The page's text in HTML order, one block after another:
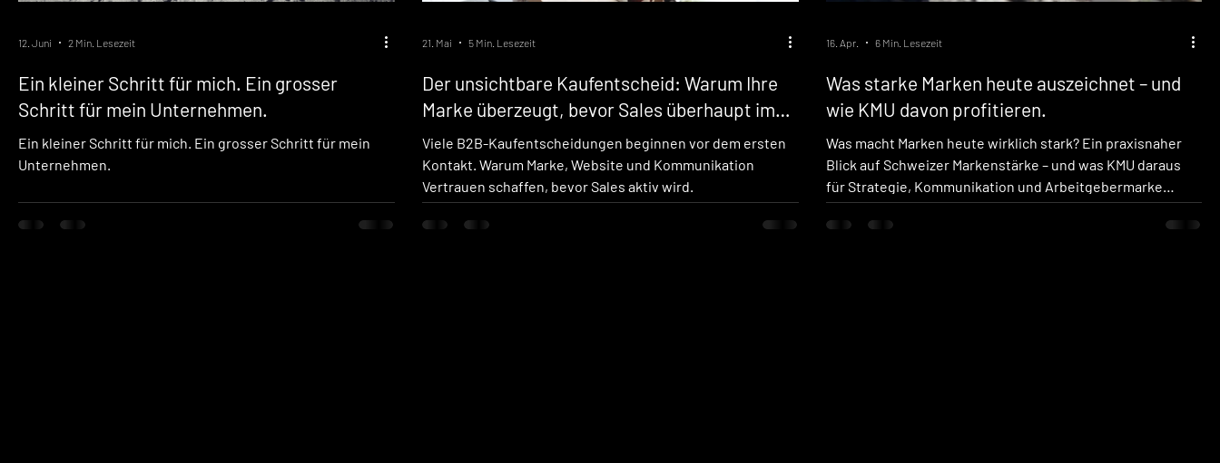
Ein kleiner Schritt für mich. Ein grosser
Schritt für mein Unternehmen.
Ein kleiner Schritt für mich. Ein grosser Schritt für mein
Unternehmen.
12. Juni 2 Min. Lesezeit
Der unsichtbare Kaufentscheid: Warum Ihre
Marke überzeugt, bevor Sales überhaupt im
Gespräch ist
Viele B2B-Kaufentscheidungen beginnen vor dem ersten
Kontakt. Warum Marke, Website und Kommunikation
Vertrauen schaffen, bevor Sales aktiv wird.
21. Mai 5 Min. Lesezeit
Was starke Marken heute auszeichnet – und
wie KMU davon profitieren.
Was macht Marken heute wirklich stark? Ein praxisnaher
Blick auf Schweizer Markenstärke – und was KMU daraus
für Strategie, Kommunikation und Arbeitgebermarke
lernen können.
16. Apr. 6 Min. Lesezeit